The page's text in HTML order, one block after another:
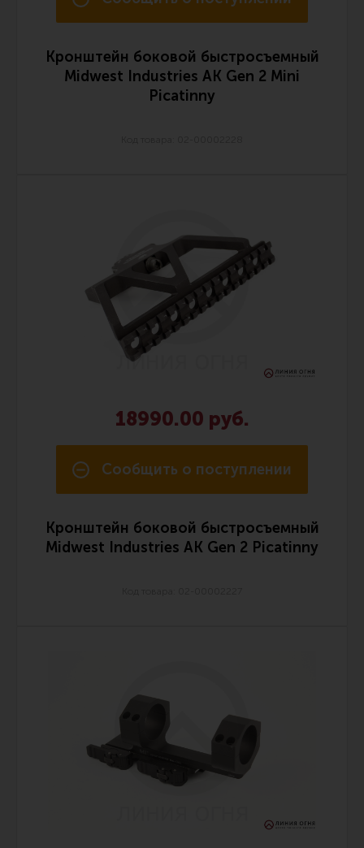
Кронштейн боковой быстросъемный
Midwest Industries АК Gen 2 Mini
Picatinny
18990.00 руб.
Сообщить о поступлении
Кронштейн боковой быстросъемный
Midwest Industries АК Gen 2 Picatinny